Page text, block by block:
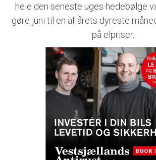
hele den seneste uges hedebølge
gøre juni til en af årets dyreste
på elpriser.